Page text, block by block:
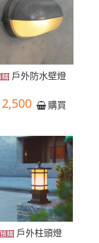
戶外防水壁燈
2,500 購買
戶外柱頭燈